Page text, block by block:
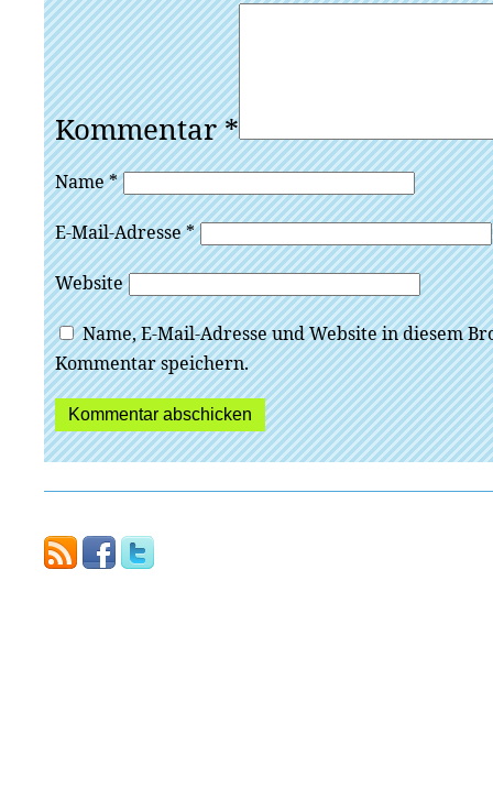
Kommentar*
Name*
E-Mail-Adresse*
Website
Name, E-Mail-Adresse und Website in diesem
Kommentar speichern.